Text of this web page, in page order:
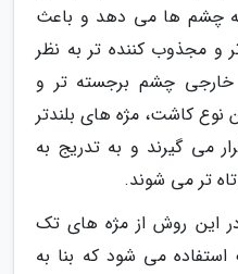
چشم ها می دهد و باعث
مجذوب کننده تر به نظر
چشم برجسته تر و
کاشت، مژه های بلندتر
می گیرند و به تدریج به
تر می شوند.
این روش از مژه های تک
می شود که بنا به